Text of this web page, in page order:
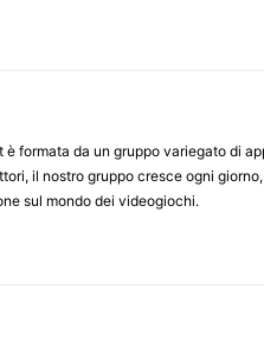
è formata da un gruppo variegato di
il nostro gruppo cresce ogni
sul mondo dei videogiochi.